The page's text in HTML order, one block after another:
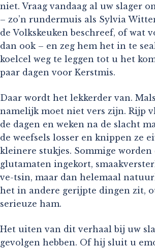
niet. Vraag vandaag al uw slager
– zo’n rundermuis als Sylvia
de Volkskeuken beschreef, of wat
dan ook – en zeg hem het in te
koelcel weg te leggen tot u het
paar dagen voor Kerstmis.
Daar wordt het lekkerder van.
namelijk moet niet vers zijn. Rijp
de dagen en weken na de slacht
de weefsels losser en knippen ze
kleinere stukjes. Sommige
glutamaten ingekort,
ve-tsin, maar dan helemaal
het in andere gerijpte dingen zit,
serieuze ham.
Het uiten van dit verhaal bij uw
gevolgen hebben. Of hij sluit u